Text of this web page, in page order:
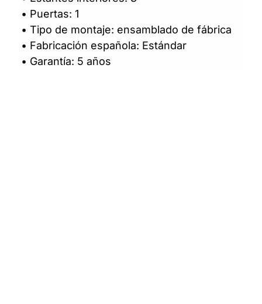
• Puertas: 1
• Tipo de montaje: ensamblado de fábrica
• Fabricación española: Estándar
• Garantía: 5 años